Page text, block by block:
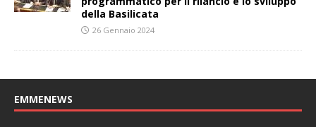
della Basilicata
26 Gennaio 2024
EMMENEWS